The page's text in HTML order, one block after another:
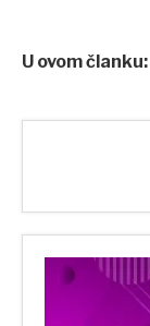
U ovom članku: